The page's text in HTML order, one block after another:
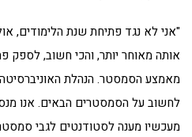
"אני לא נגד פתיחת שנת הלימודים,
אותה מאוחר יותר, והכי חשוב, לספק
מאמצע הסמסטר. הנהלת
לחשוב על הסמסטרים הבאים. אנו
מעכשיו מענה לסטודנטים לגבי